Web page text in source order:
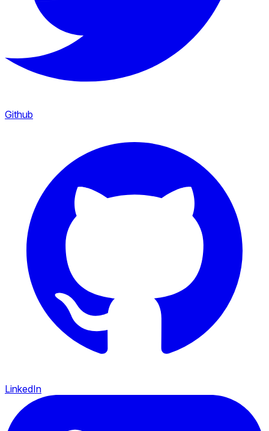
Github
LinkedIn